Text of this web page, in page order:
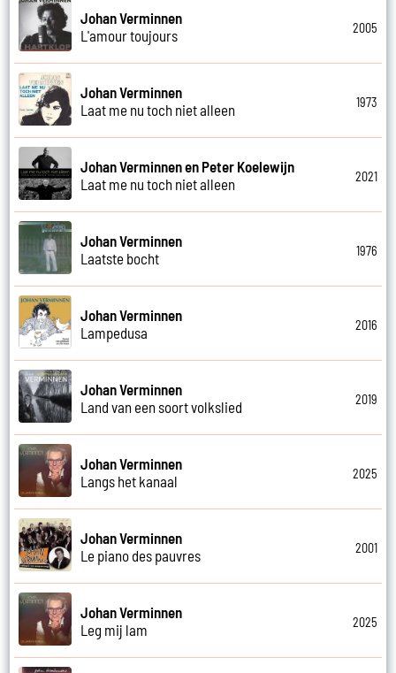
Johan Verminnen
L'amour toujours
2005
Johan Verminnen
Laat me nu toch niet alleen
1973
Johan Verminnen en Peter Koelewijn
Laat me nu toch niet alleen
2021
Johan Verminnen
Laatste bocht
1976
Johan Verminnen
Lampedusa
2016
Johan Verminnen
Land van een soort volkslied
2019
Johan Verminnen
Langs het kanaal
2025
Johan Verminnen
Le piano des pauvres
2001
Johan Verminnen
Leg mij lam
2025